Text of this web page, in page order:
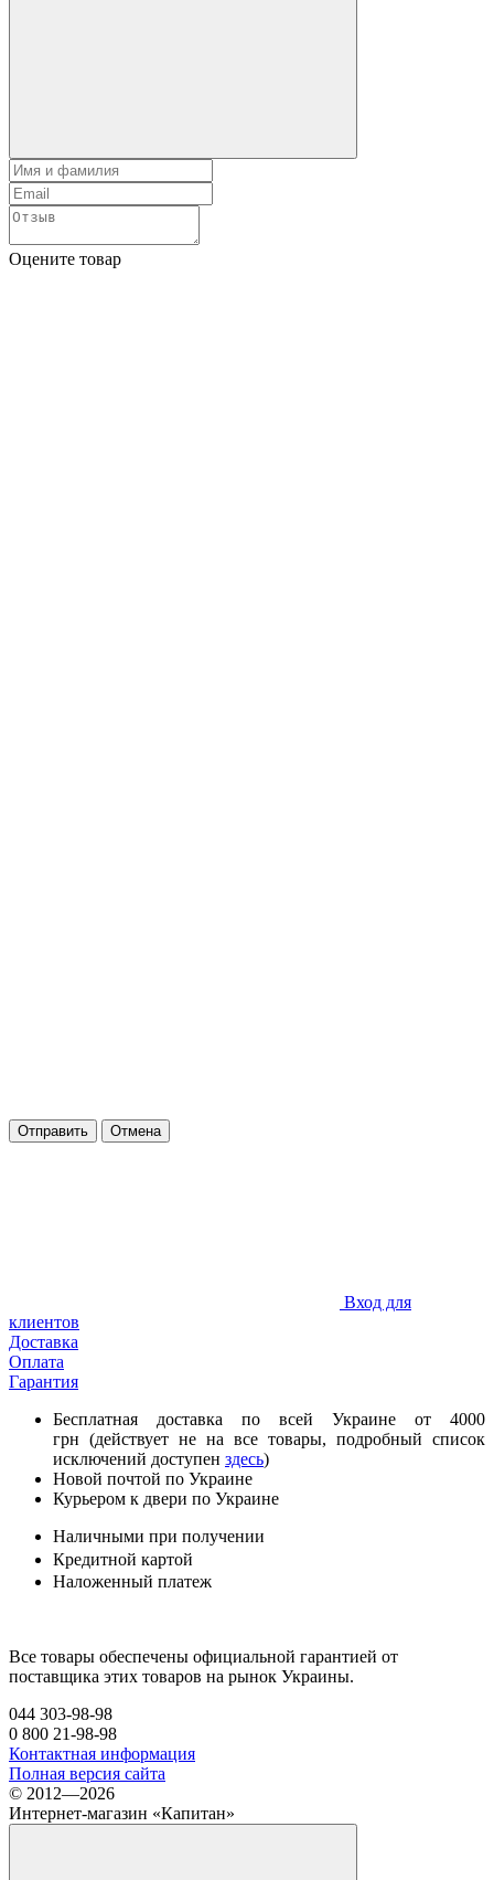
Оцените товар
Отправить Отмена
Вход для
клиентов
Доставка
Оплата
Гарантия
Бесплатная доставка по всей Украине от 4000
грн (действует не на все товары, подробный список
исключений доступен здесь)
Новой почтой по Украине
Курьером к двери по Украине
Наличными при получении
Кредитной картой
Наложенный платеж
Все товары обеспечены официальной гарантией от
поставщика этих товаров на рынок Украины.
044 303-98-98
0 800 21-98-98
Контактная информация
Полная версия сайта
© 2012—2026
Интернет-магазин «Капитан»